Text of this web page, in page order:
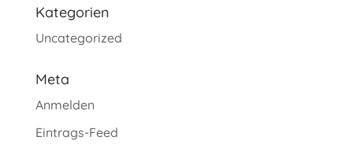
Kategorien
Uncategorized
Meta
Anmelden
Eintrags-Feed